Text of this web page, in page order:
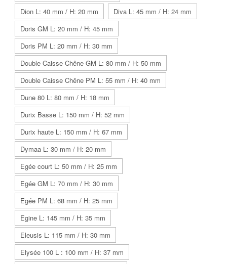
Dion L: 40 mm / H: 20 mm
Diva L: 45 mm / H: 24 mm
Doris GM L: 20 mm / H: 45 mm
Doris PM L: 20 mm / H: 30 mm
Double Caisse Chêne GM L: 80 mm / H: 50 mm
Double Caisse Chêne PM L: 55 mm / H: 40 mm
Dune 80 L: 80 mm / H: 18 mm
Durix Basse L: 150 mm / H: 52 mm
Durix haute L: 150 mm / H: 67 mm
Dymaa L: 30 mm / H: 20 mm
Egée court L: 50 mm / H: 25 mm
Egée GM L: 70 mm / H: 30 mm
Egée PM L: 68 mm / H: 25 mm
Egine L: 145 mm / H: 35 mm
Eleusis L: 115 mm / H: 30 mm
Elysée 100 L : 100 mm / H: 37 mm